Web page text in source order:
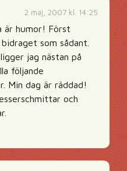
2 maj, 2007 kl. 14:25
är humor! Först
som sådant.
jag nästan på
följande
Min dag är räddad!
och